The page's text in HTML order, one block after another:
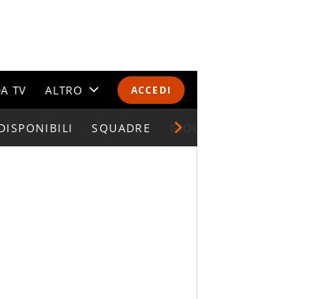
ACCEDI
TV ALTRO
CALENDARI E CLASSIFICHE
SQUADRE GIOCATORI SERIE A